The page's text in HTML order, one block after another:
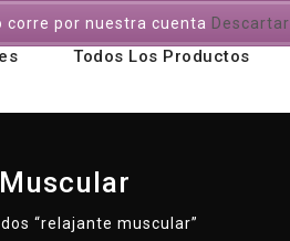
Todos Los Productos
“relajante muscular”
corre por nuestra cuenta Descartar